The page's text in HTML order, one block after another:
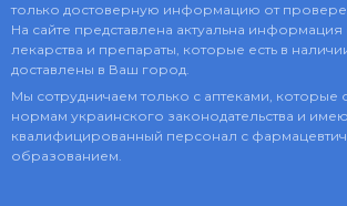
только достоверную информацию от
На сайте представлена актуальна информация
лекарства и препараты, которые есть в
доставлены в Ваш город.
Мы сотрудничаем только с аптеками, которые
нормам украинского законодательства и
квалифицированный персонал с
образованием.